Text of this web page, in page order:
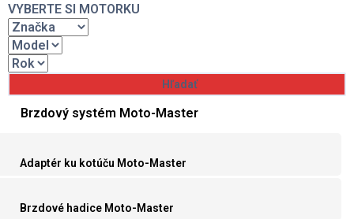
VYBERTE SI MOTORKU
Brzdový systém Moto-Master
Adaptér ku kotúču Moto-Master
Brzdové hadice Moto-Master